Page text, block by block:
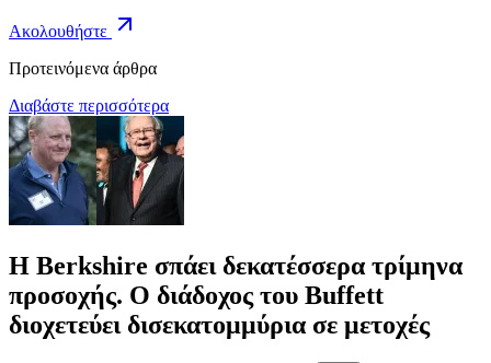
Ακολουθήστε
Προτεινόμενα άρθρα
Διαβάστε περισσότερα
Η Berkshire σπάει δεκατέσσερα τρίμηνα
προσοχής. Ο διάδοχος του Buffett
διοχετεύει δισεκατομμύρια σε μετοχές